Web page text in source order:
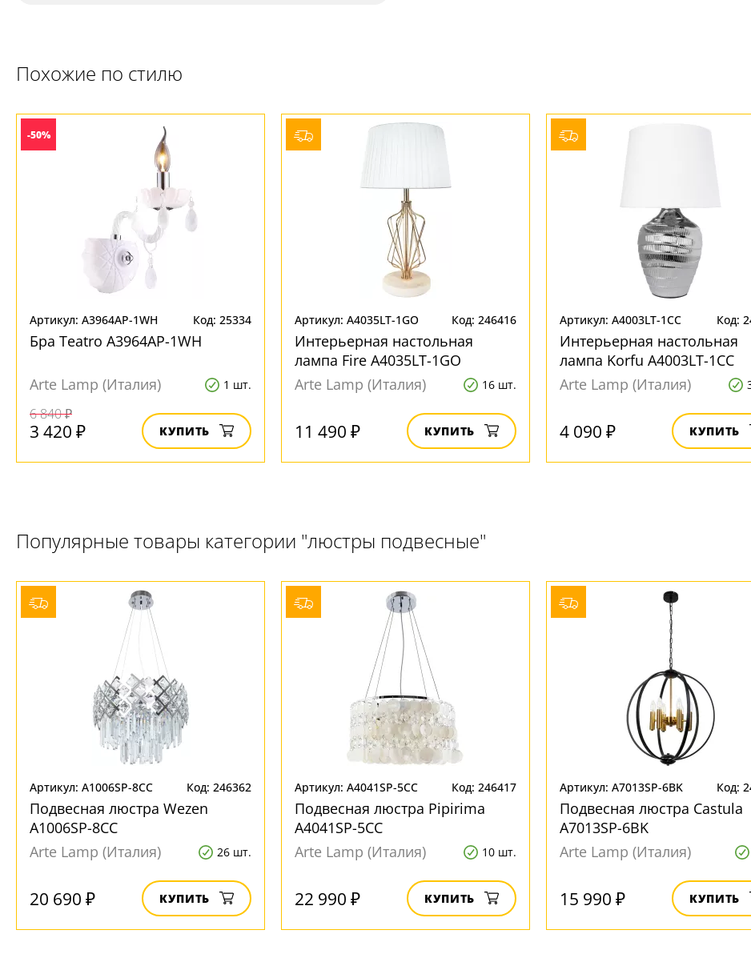
Похожие по стилю
-50%
Артикул: A3964AP-1WH Код: 25334
Бра Teatro A3964AP-1WH
Arte Lamp (Италия) 1 шт.
6 840 ₽
3 420 ₽ КУПИТЬ
Артикул: A4035LT-1GO Код: 246416
Интерьерная настольная
лампа Fire A4035LT-1GO
Arte Lamp (Италия)
16 шт.
11 490 ₽ КУПИТЬ
Артикул: A4003LT-1CC Код:
Интерьерная настольная
лампа Korfu A4003LT-1CC
Arte Lamp (Италия)
4 090 ₽ КУПИТЬ
Популярные товары категории "люстры подвесные"
Артикул: A1006SP-8CC Код: 246362
Подвесная люстра Wezen
A1006SP-8CC
Arte Lamp (Италия)
26 шт.
20 690 ₽ КУПИТЬ
Артикул: A4041SP-5CC Код: 246417
Подвесная люстра Pipirima
A4041SP-5CC
Arte Lamp (Италия)
10 шт.
22 990 ₽ КУПИТЬ
Артикул: A7013SP-6BK Код:
Подвесная люстра Castula
A7013SP-6BK
Arte Lamp (Италия)
15 990 ₽ КУПИТЬ